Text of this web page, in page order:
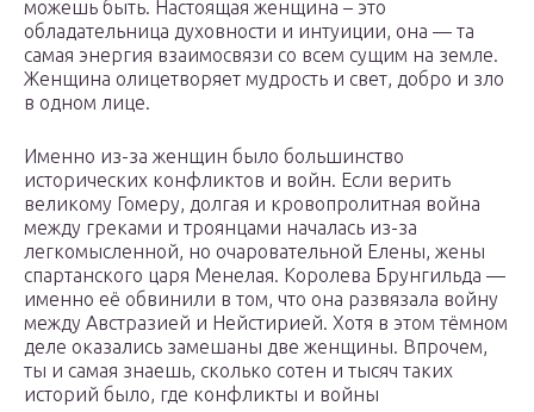
можешь быть. Настоящая женщина – это
обладательница духовности и интуиции, она — та
самая энергия взаимосвязи со всем сущим на земле.
Женщина олицетворяет мудрость и свет, добро и зло
в одном лице.
Именно из-за женщин было большинство
исторических конфликтов и войн. Если верить
великому Гомеру, долгая и кровопролитная война
между греками и троянцами началась из-за
легкомысленной, но очаровательной Елены, жены
спартанского царя Менелая. Королева Брунгильда —
именно её обвинили в том, что она развязала войну
между Австразией и Нейстирией. Хотя в этом тёмном
деле оказались замешаны две женщины. Впрочем,
ты и самая знаешь, сколько сотен и тысяч таких
историй было, где конфликты и войны